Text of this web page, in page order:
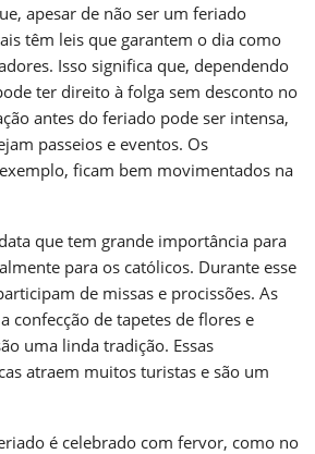
apesar de não ser um feriado
têm leis que garantem o dia como
Isso significa que, dependendo
ter direito à folga sem desconto no
antes do feriado pode ser intensa,
passeios e eventos. Os
ficam bem movimentados na
que tem grande importância para
para os católicos. Durante esse
de missas e procissões. As
confecção de tapetes de flores e
uma linda tradição. Essas
atraem muitos turistas e são um
é celebrado com fervor, como no